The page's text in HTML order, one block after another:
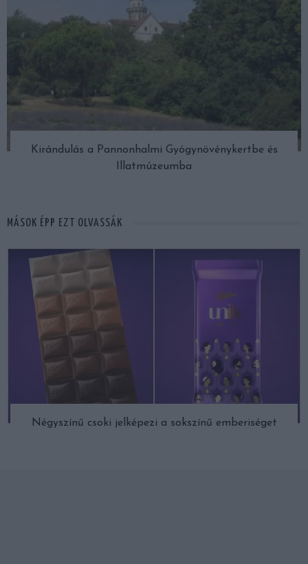
Kirándulás a Pannonhalmi Gyógynövénykertbe és
Illatmúzeumba
MÁSOK ÉPP EZT OLVASSÁK
Négyszínű csoki jelképezi a sokszínű emberiséget